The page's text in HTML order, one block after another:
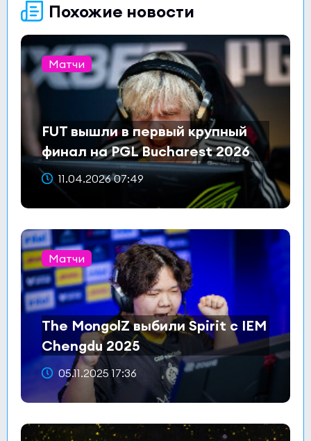
Похожие новости
Матчи
FUT вышли в первый крупный
финал на PGL Bucharest 2026
11.04.2026 07:49
Матчи
The MongolZ выбили Spirit с IEM
Chengdu 2025
05.11.2025 17:36